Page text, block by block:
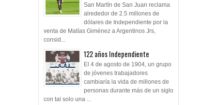
San Martín de San Juan reclama
alrededor de 2.5 millones de
dólares de Independiente por la
venta de Matías Giménez a Argentinos Jrs,
consid...
122 años Independiente
El 4 de agosto de 1904, un grupo
de jóvenes trabajadores
cambiaría la vida de millones de
personas durante más de un siglo
con tal solo una ...